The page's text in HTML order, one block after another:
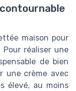
maison pour
réaliser une
de bien
une crème avec
élevé, au moins